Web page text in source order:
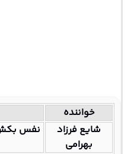
خواننده
شایع فرزاد
بهرامی
نفس بکش